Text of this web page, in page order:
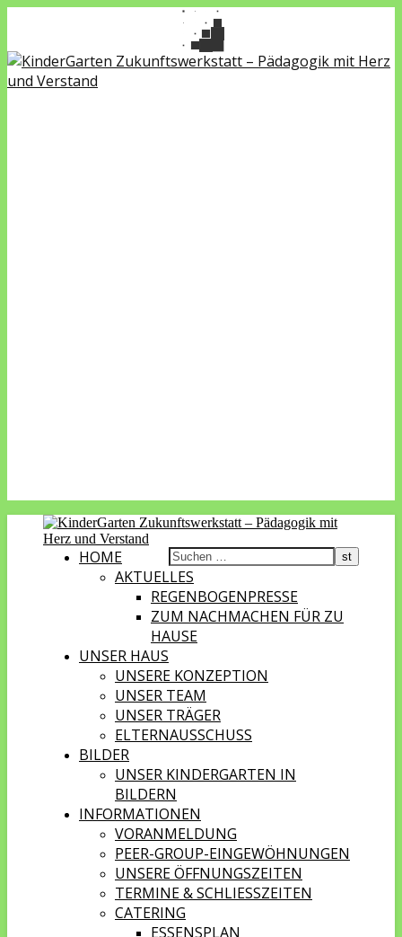
HOME
AKTUELLES
REGENBOGENPRESSE
ZUM NACHMACHEN FÜR ZU
HAUSE
UNSER HAUS
UNSERE KONZEPTION
UNSER TEAM
UNSER TRÄGER
ELTERNAUSSCHUSS
BILDER
UNSER KINDERGARTEN IN
BILDERN
INFORMATIONEN
VORANMELDUNG
PEER-GROUP-EINGEWÖHNUNGEN
UNSERE ÖFFNUNGSZEITEN
TERMINE & SCHLIESSZEITEN
CATERING
ESSENSPLAN